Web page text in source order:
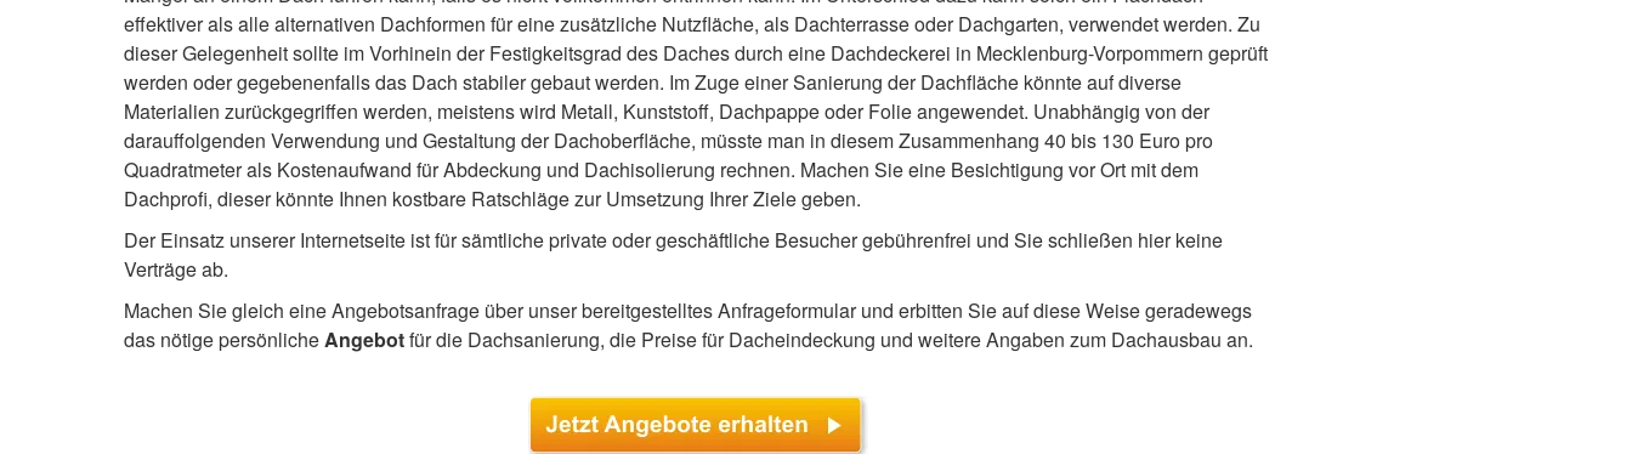
effektiver als alle alternativen Dachformen für eine zusätzliche Nutzfläche, als Dachterrasse oder Dachgarten, verwendet werden. Zu
dieser Gelegenheit sollte im Vorhinein der Festigkeitsgrad des Daches durch eine Dachdeckerei in Mecklenburg-Vorpommern geprüft
werden oder gegebenenfalls das Dach stabiler gebaut werden. Im Zuge einer Sanierung der Dachfläche könnte auf diverse
Materialien zurückgegriffen werden, meistens wird Metall, Kunststoff, Dachpappe oder Folie angewendet. Unabhängig von der
darauffolgenden Verwendung und Gestaltung der Dachoberfläche, müsste man in diesem Zusammenhang 40 bis 130 Euro pro
Quadratmeter als Kostenaufwand für Abdeckung und Dachisolierung rechnen. Machen Sie eine Besichtigung vor Ort mit dem
Dachprofi, dieser könnte Ihnen kostbare Ratschläge zur Umsetzung Ihrer Ziele geben.
Der Einsatz unserer Internetseite ist für sämtliche private oder geschäftliche Besucher gebührenfrei und Sie schließen hier keine
Verträge ab.
Machen Sie gleich eine Angebotsanfrage über unser bereitgestelltes Anfrageformular und erbitten Sie auf diese Weise geradewegs
das nötige persönlicheAngebotfür die Dachsanierung, die Preise für Dacheindeckung und weitere Angaben zum Dachausbau an.